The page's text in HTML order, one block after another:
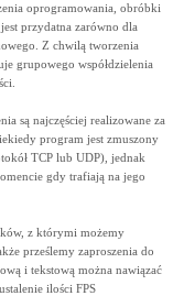
oprogramowania, obróbki
przydatna zarówno dla
Z chwilą tworzenia
grupowego współdzielenia
są najczęściej realizowane za
program jest zmuszony
TCP lub UDP), jednak
gdy trafiają na jego
z którymi możemy
prześlemy zaproszenia do
i tekstową można nawiązać
ilości FPS